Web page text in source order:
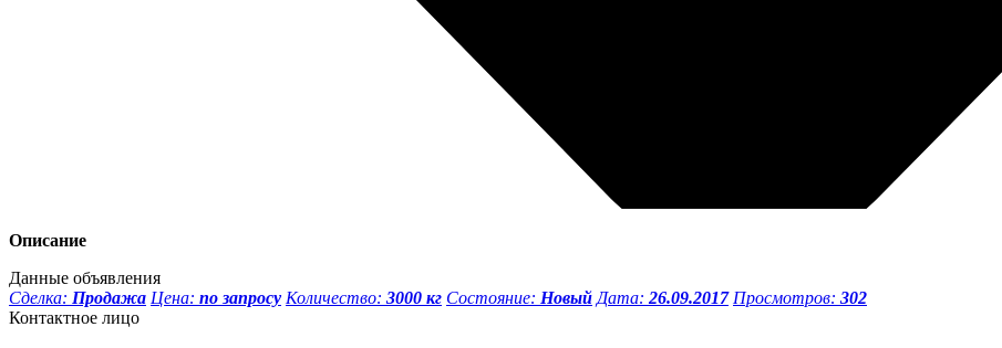
Описание
Данные объявления
Сделка: Продажа Цена: по запросу Количество: 3000 кг Состояние: Новый Дата:26.09.2017 Просмотров: 302
Контактное лицо